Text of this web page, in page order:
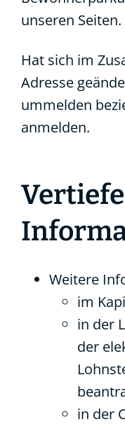
unseren Seiten.
Hat sich im
Adresse
ummelden
anmelden.
Weitere
im
in der
der
in der